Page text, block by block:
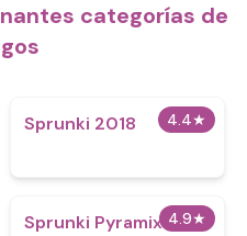
categorías de
4.4★
Sprunki 2018
4.9★
Sprunki Pyramixed